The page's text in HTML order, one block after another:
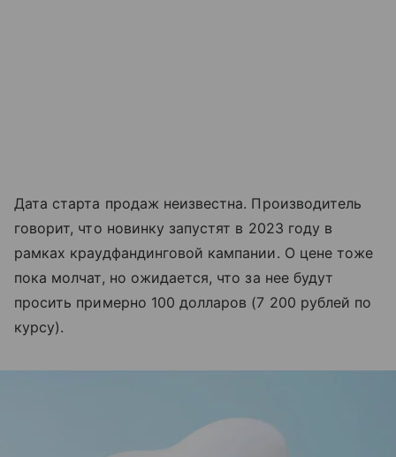
Дата старта продаж неизвестна. Производитель
говорит, что новинку запустят в 2023 году в
рамках краудфандинговой кампании. О цене тоже
пока молчат, но ожидается, что за нее будут
просить примерно 100 долларов (7 200 рублей по
курсу).